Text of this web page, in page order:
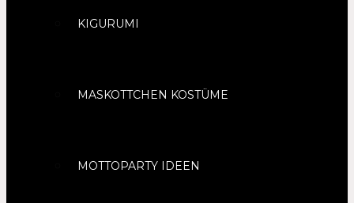
KIGURUMI
MASKOTTCHEN KOSTÜME
MOTTOPARTY IDEEN